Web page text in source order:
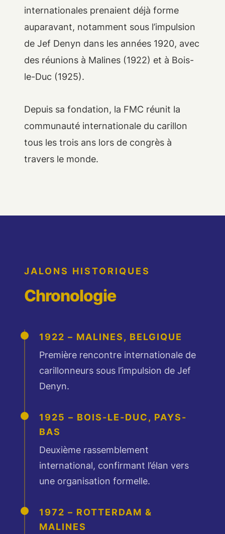
internationales prenaient déjà forme
auparavant, notamment sous l’impulsion
de Jef Denyn dans les années 1920, avec
des réunions à Malines (1922) et à Bois-
le-Duc (1925).
Depuis sa fondation, la FMC réunit la
communauté internationale du carillon
tous les trois ans lors de congrès à
travers le monde.
JALONS HISTORIQUES
Chronologie
1922 – MALINES, BELGIQUE
Première rencontre internationale de
carillonneurs sous l’impulsion de Jef
Denyn.
1925 – BOIS-LE-DUC, PAYS-
BAS
Deuxième rassemblement
international, confirmant l’élan vers
une organisation formelle.
1972 – ROTTERDAM &
MALINES